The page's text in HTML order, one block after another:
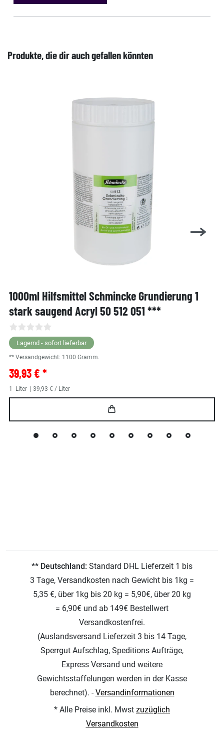
Produkte, die dir auch gefallen könnten
1000ml Hilfsmittel Schmincke Grundierung 1
stark saugend Acryl 50 512 051 ***
Lagernd - sofort lieferbar
** Versandgewicht: 1100 Gramm.
39,93 € *
1 Liter | 39,93 € / Liter
** Deutschland: Standard DHL Lieferzeit 1 bis
3 Tage, Versandkosten nach Gewicht bis 1kg =
5,35 €, über 1kg bis 20 kg = 5,90€, über 20 kg
= 6,90€ und ab 149€ Bestellwert
Versandkostenfrei.
(Auslandsversand Lieferzeit 3 bis 14 Tage,
Sperrgut Aufschlag, Speditions Aufträge,
Express Versand und weitere
Gewichtsstaffelungen werden in der Kasse
berechnet). -Versandinformationen
* Alle Preise inkl. Mwst zuzüglich
Versandkosten